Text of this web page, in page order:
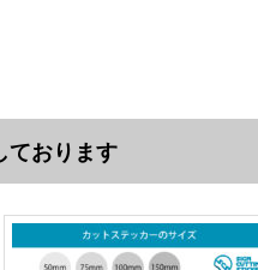
ております